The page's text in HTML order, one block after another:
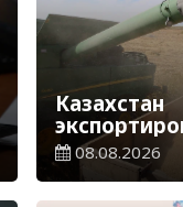
Казахстан
тонн зерна
зерновом
08.08.2026